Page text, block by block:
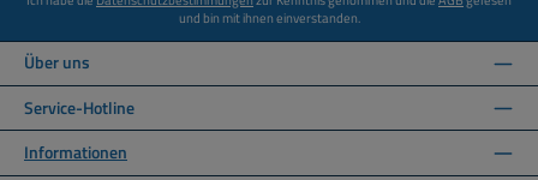
und bin mit ihnen einverstanden.
Über uns
Service-Hotline
Informationen